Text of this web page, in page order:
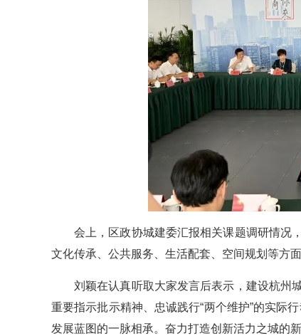
会上，区政协城建委汇报相关课题调研情况
文化传承、公共服务、生活配套、空间规划等方
刘颖在认真听取大家发言后表示，建设杭州
重要指示批示精神、忠诚践行“两个维护”的实际
发展蓝图的一脉相承。奋力打造创新活力之城的